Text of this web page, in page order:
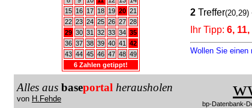
15
16 17 18 19 20 21
22 23 24 25 26 27 28
29 30 31 32 33 34 35
36 37 38 39 40 41
42
43 44 45 46 47 48 49
6 Zahlen getippt!
2 Treffer(20,29)
Ihr Tipp: 6,
Wollen Sie einen
Alles aus baseportal herausholen
von H.Fehde
bp-Datenbank-